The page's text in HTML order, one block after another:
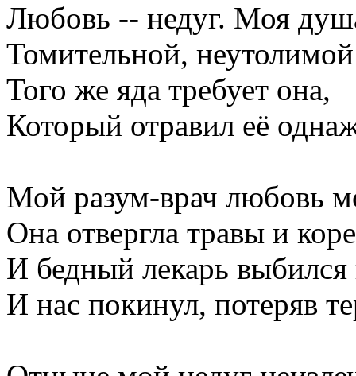
Любовь -- недуг. Моя
Томительной,
Того же яда требует она,
Который отравил её
Мой разум-врач любовь
Она отвергла травы и
И бедный лекарь выбился
И нас покинул, потеряв